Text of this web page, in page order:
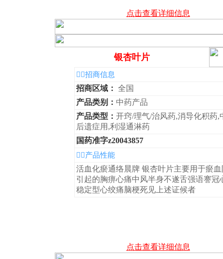
点击查看详细信息
银杏叶片
◆招商信息
招商区域： 全国
产品类别： 中药产品
产品类型： 开窍/理气/治风药,消导化积药,
后遗症用,利湿通淋药
国药准字z20043857
◆产品性能
活血化瘀通络晨牌 银杏叶片主要用于瘀
引起的胸痹心痛中风半身不遂舌强语謇冠
稳定型心绞痛脑梗死见上述证候者
点击查看详细信息